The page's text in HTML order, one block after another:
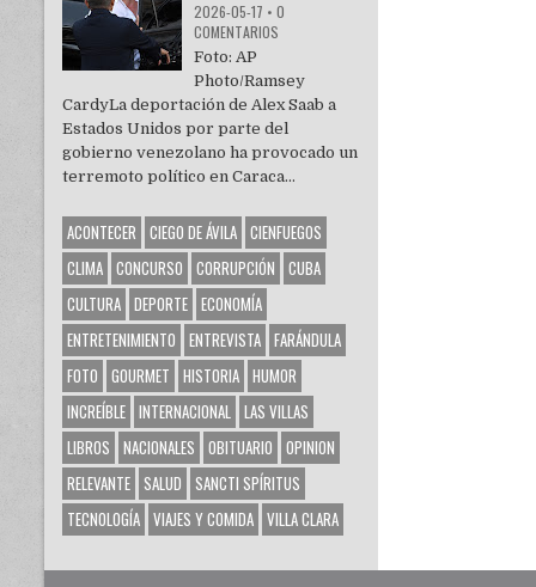
2026-05-17 • 0
COMENTARIOS
Foto: AP
Photo/Ramsey
CardyLa deportación de Alex Saab a
Estados Unidos por parte del
gobierno venezolano ha provocado un
terremoto político en Caraca...
ACONTECER CIEGO DE ÁVILA CIENFUEGOS
CLIMA CONCURSO CORRUPCIÓN CUBA
CULTURA DEPORTE ECONOMÍA
ENTRETENIMIENTO ENTREVISTA FARÁNDULA
FOTO GOURMET HISTORIA HUMOR
INCREÍBLE INTERNACIONAL LAS VILLAS
LIBROS NACIONALES OBITUARIO OPINION
RELEVANTE SALUD SANCTI SPÍRITUS
TECNOLOGÍA VIAJES Y COMIDA VILLA CLARA